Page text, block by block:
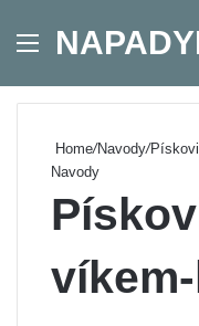
Menu
Home/Navody/
Navody